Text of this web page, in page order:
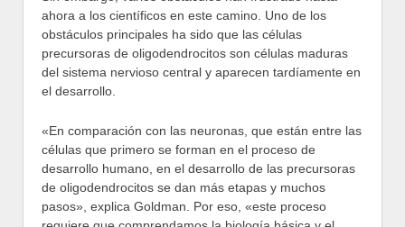
ahora a los científicos en este camino. Uno de los
obstáculos principales ha sido que las células
precursoras de oligodendrocitos son células maduras
del sistema nervioso central y aparecen tardíamente en
el desarrollo.
«En comparación con las neuronas, que están entre las
células que primero se forman en el proceso de
desarrollo humano, en el desarrollo de las precursoras
de oligodendrocitos se dan más etapas y muchos
pasos», explica Goldman. Por eso, «este proceso